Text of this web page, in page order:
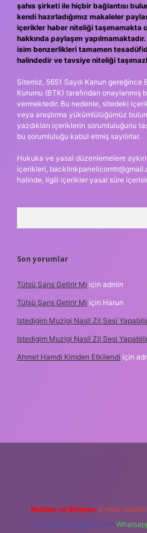
şahıs şirketi ile hiçbir bağlantısı
kendi hazırladığımız makaleler
içerikler haber niteliği taşımamakta
hakkında paylaşım
isim benzerlikleri tamamen
halindedir ve tavsiye niteliği
Sitemiz, 5651 Sayılı Kanun
Kurumu (BTK) tarafından onaylanmış
vermektedir. Bu nedenle, sitedeki
veya araştırma yükümlülüğümüz
yazdıkları içeriklerin sorumluluğunu
bu sorumluluğu kabul etmiş sayılırlar.
Hukuka ve yasal düzenlemelere
içerikleri,
halinde, ilgili içerikler yasal süre
Son yorumlar
Tütsü Şans Getirir Mi için admin
Tütsü Şans Getirir Mi için Harun
Istedigim Muzigi Nasil Zil Sesi
Istedigim Muzigi Nasil Zil Sesi
Ahmet Hamdi Kimden Etkilendi için
Reklam ve İletişim: E-mail:
forumhizmeti@gmail.com